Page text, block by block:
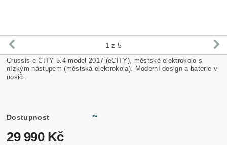
1 z 5
Crussis e-CITY 5.4 model 2017 (eCITY), městské elektrokolo s
nízkým nástupem (městská elektrokola). Moderní design a baterie v
nosiči.
Dostupnost **
29 990 Kč